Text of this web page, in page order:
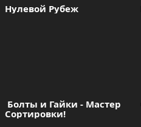
Нулевой Рубеж
Болты и Гайки - Мастер
Сортировки!